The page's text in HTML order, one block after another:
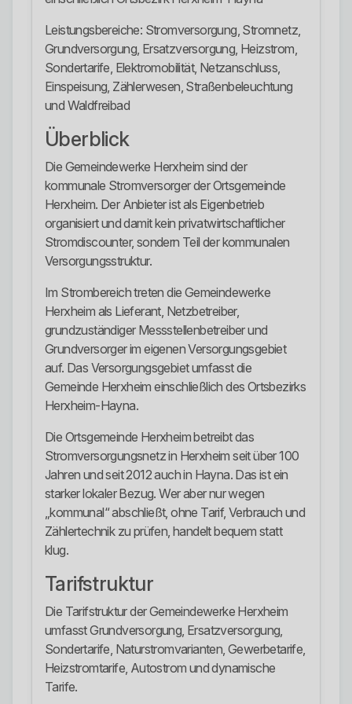
Leistungsbereiche: Stromversorgung, Stromnetz,
Grundversorgung, Ersatzversorgung, Heizstrom,
Sondertarife, Elektromobilität, Netzanschluss,
Einspeisung, Zählerwesen, Straßenbeleuchtung
und Waldfreibad
Überblick
Die Gemeindewerke Herxheim sind der
kommunale Stromversorger der Ortsgemeinde
Herxheim. Der Anbieter ist als Eigenbetrieb
organisiert und damit kein privatwirtschaftlicher
Stromdiscounter, sondern Teil der kommunalen
Versorgungsstruktur.
Im Strombereich treten die Gemeindewerke
Herxheim als Lieferant, Netzbetreiber,
grundzuständiger Messstellenbetreiber und
Grundversorger im eigenen Versorgungsgebiet
auf. Das Versorgungsgebiet umfasst die
Gemeinde Herxheim einschließlich des Ortsbezirks
Herxheim-Hayna.
Die Ortsgemeinde Herxheim betreibt das
Stromversorgungsnetz in Herxheim seit über 100
Jahren und seit 2012 auch in Hayna. Das ist ein
starker lokaler Bezug. Wer aber nur wegen
„kommunal“ abschließt, ohne Tarif, Verbrauch und
Zählertechnik zu prüfen, handelt bequem statt
klug.
Tarifstruktur
Die Tarifstruktur der Gemeindewerke Herxheim
umfasst Grundversorgung, Ersatzversorgung,
Sondertarife, Naturstromvarianten, Gewerbetarife,
Heizstromtarife, Autostrom und dynamische
Tarife.